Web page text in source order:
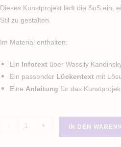
Dieses Kunstprojekt lädt die SuS ein,
Stil zu gestalten.
Im Material enthalten:
Ein Infotextüber Wassily
Ein passender Lückentextmit
Eine Anleitung für das
- + IN DEN